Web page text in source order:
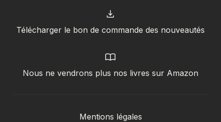
Télécharger le bon de commande des nouveautés
Nous ne vendrons plus nos livres sur Amazon
Mentions légales